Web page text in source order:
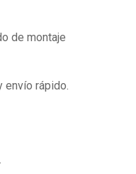
de montaje
envío rápido.